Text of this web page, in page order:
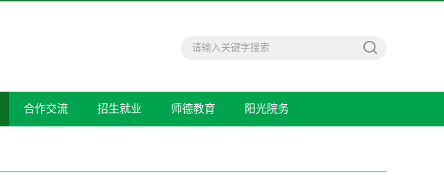
合作交流 招生就业 师德教育 阳光院务